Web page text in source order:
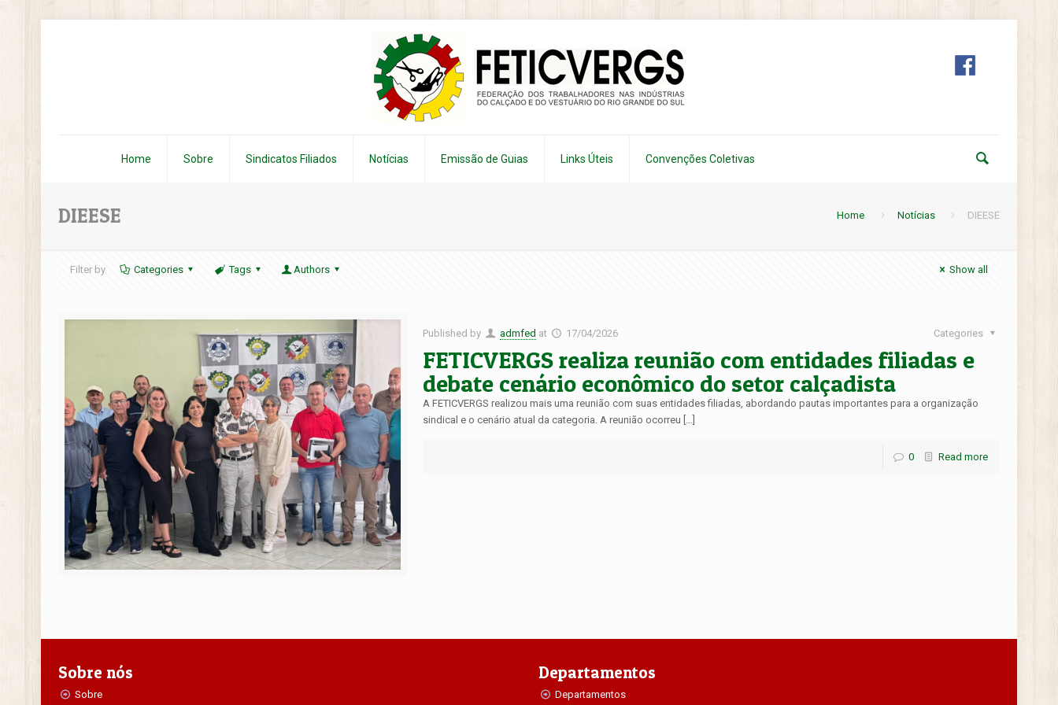
Home Sobre Sindicatos Filiados Notícias Emissão de Guias Links Úteis Convenções Coletivas
DIEESE Home Notícias DIEESE
Filter by Categories Tags Authors Show all
Published by admfed at 17/04/2026 Categories
FETICVERGS realiza reunião com entidades filiadas e
debate cenário econômico do setor calçadista
A FETICVERGS realizou mais uma reunião com suas entidades filiadas, abordando pautas importantes para a organização
sindical e o cenário atual da categoria. A reunião ocorreu […]
0 Read more
Sobre nós
Sobre
Departamentos
Departamentos